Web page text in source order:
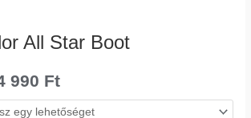
All Star Boot
990 Ft